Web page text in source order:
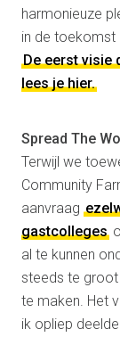
harmonieuze
in de toekomst
De eerst visie
lees je hier.
Spread The
Terwijl we
Community
aanvraag
gastcolleges
al te kunnen
steeds te
te maken. Het
ik opliep